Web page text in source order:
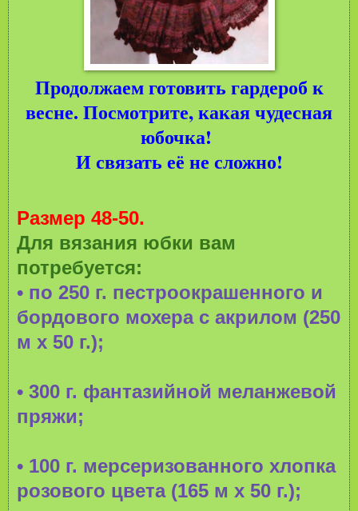
Продолжаем готовить гардероб к
весне. Посмотрите, какая чудесная
юбочка!
И связать её не сложно!
Размер 48-50.
Для вязания юбки вам
потребуется:
• по 250 г. пестроокрашенного и
бордового мохера с акрилом (250
м х 50 г.);
• 300 г. фантазийной меланжевой
пряжи;
• 100 г. мерсеризованного хлопка
розового цвета (165 м х 50 г.);